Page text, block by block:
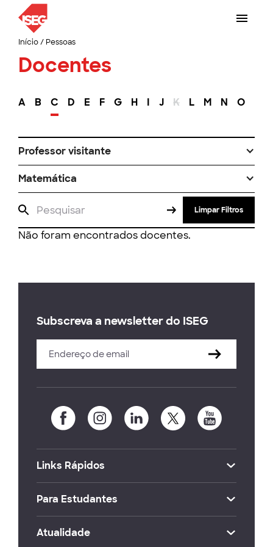
Início/ Pessoas
Docentes
A B C D E F G H I J K L M N O
Professor visitante
Matemática
Limpar Filtros
Não foram encontrados docentes.
Subscreva a newsletter do ISEG
Links Rápidos
Para Estudantes
Atualidade